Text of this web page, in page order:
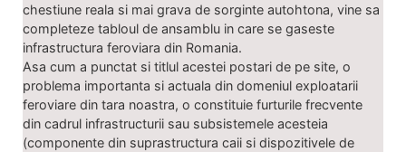
chestiune reala si mai grava de sorginte autohtona, vine sa
completeze tabloul de ansamblu in care se gaseste
infrastructura feroviara din Romania.
Asa cum a punctat si titlul acestei postari de pe site, o
problema importanta si actuala din domeniul exploatarii
feroviare din tara noastra, o constituie furturile frecvente
din cadrul infrastructurii sau subsistemele acesteia
(componente din suprastructura caii si dispozitivele de